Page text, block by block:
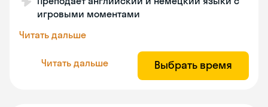
игровыми моментами
Читать дальше
Читать дальше Выбрать время